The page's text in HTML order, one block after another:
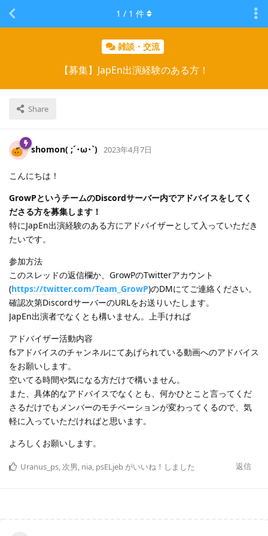
雑談・交流
【募集】JapEn出演経験のある方！
Share
1 / 1 件
shomon( ;´･ω･`) 2023年4月7日
こんにちは！
GrowPというチームのDiscordサーバー内でアドバイスをしてく
ださる方を募集します！
特にJapEn出演経験のある方にアドバイザーとして入っていただき
たいです。
参加方法
このスレッドの返信欄か、GrowPのTwitterアカウント
(https://twitter.com/Team_GrowP)のDMにてご連絡ください。
確認次第DiscordサーバーのURLをお送りいたします。
JapEn出演者でなくとも構いません。上手ければ
アドバイザー活動内容
fsアドバイスのチャンネルにてあげられている動画へのアドバイス
をお願いします。
空いてる時間や気になる方だけで構いません。
また、具体的なアドバイスでなくとも、何かひとこと言ってくだ
さるだけでもメンバーのモチベーションが変わってくるので、気
軽に入っていただければと思います。
よろしくお願いします。
返信
Uranus_ps, 次男, nia, psELjeb がいいね！しました